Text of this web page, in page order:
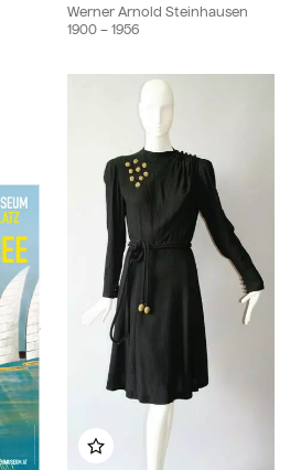
Werner Arnold Steinhausen
1900 – 1956
hinzufügenZu meinem Album